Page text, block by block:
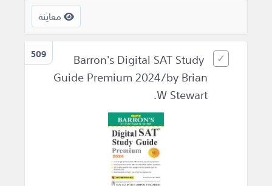
معاينة
509
Barron's Digital SAT Study
Guide Premium 2024/by Brian
W Stewart.